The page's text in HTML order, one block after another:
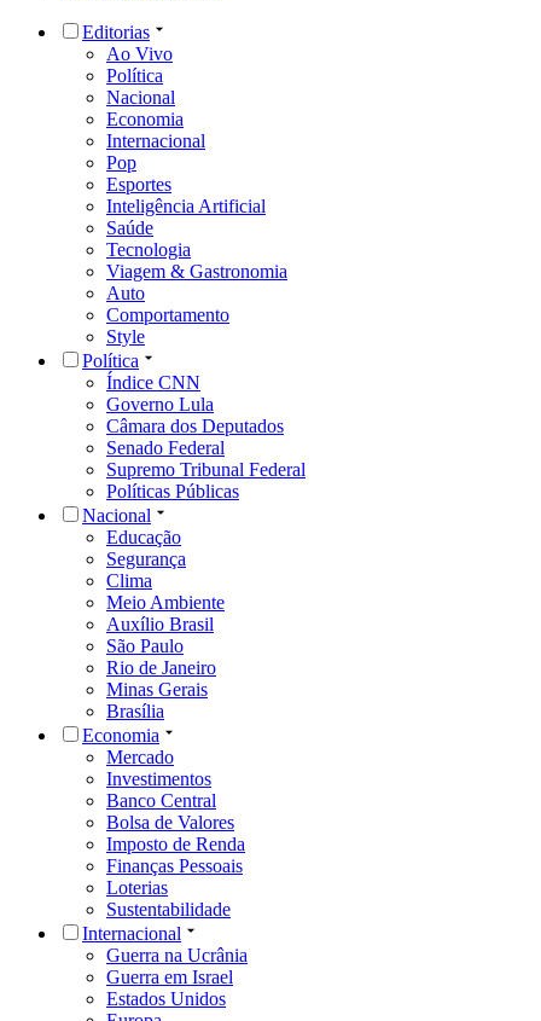
Editorias
Ao Vivo
Política
Nacional
Economia
Internacional
Pop
Esportes
Inteligência Artificial
Saúde
Tecnologia
Viagem & Gastronomia
Auto
Comportamento
Style
Política
Índice CNN
Governo Lula
Câmara dos Deputados
Senado Federal
Supremo Tribunal Federal
Políticas Públicas
Nacional
Educação
Segurança
Clima
Meio Ambiente
Auxílio Brasil
São Paulo
Rio de Janeiro
Minas Gerais
Brasília
Economia
Mercado
Investimentos
Banco Central
Bolsa de Valores
Imposto de Renda
Finanças Pessoais
Loterias
Sustentabilidade
Internacional
Guerra na Ucrânia
Guerra em Israel
Estados Unidos